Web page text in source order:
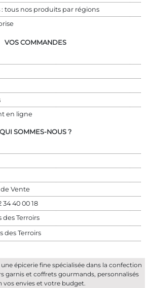
tous nos produits par régions
VOS COMMANDES
en ligne
QUI SOMMES-NOUS ?
Vente
34 40 00 18
des Terroirs
des Terroirs
épicerie fine spécialisée dans la confection
garnis et coffrets gourmands, personnalisés
vos envies et votre budget.